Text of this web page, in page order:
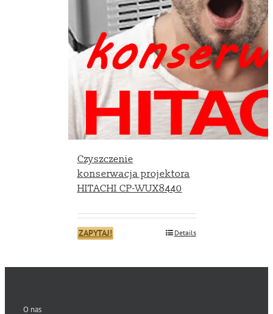
Czyszczenie
konserwacja projektora
HITACHI CP-WUX8440
ZAPYTAJ! Details
O nas